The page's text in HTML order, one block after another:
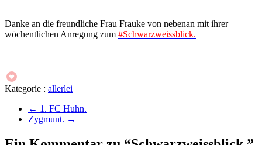
Danke an die freundliche Frau Frauke von nebenan mit ihrer
wöchentlichen Anregung zum #Schwarzweissblick.
Kategorie : allerlei
← 1. FC Huhn.
Zygmunt. →